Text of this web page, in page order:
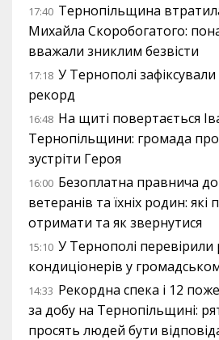
17:40 Тернопільщина
Михайла Скоробогатого:
вважали зниклим безвісти
17:18 У Тернополі
рекорд
16:48 На щиті повертається
Тернопільщини: громада
зустріти Героя
16:00 Безоплатна правнича
ветеранів та їхніх родин:
отримати та як звернутися
15:10 У Тернополі перевірили
кондиціонерів у
14:33 Рекордна спека і 12
за добу на Тернопільщині:
просять людей бути